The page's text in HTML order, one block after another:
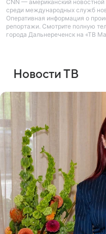
CNN — американский
среди международных служб
Оперативная информация о
репортажи. Смотрите полную
города Дальнереченск на «ТВ
Новости ТВ